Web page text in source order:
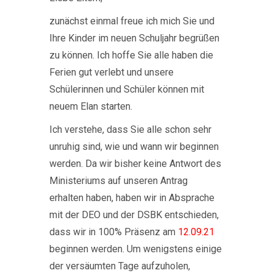
zunächst einmal freue ich mich Sie und
Ihre Kinder im neuen Schuljahr begrüßen
zu können. Ich hoffe Sie alle haben die
Ferien gut verlebt und unsere
Schülerinnen und Schüler können mit
neuem Elan starten.
Ich verstehe, dass Sie alle schon sehr
unruhig sind, wie und wann wir beginnen
werden. Da wir bisher keine Antwort des
Ministeriums auf unseren Antrag
erhalten haben, haben wir in Absprache
mit der DEO und der DSBK entschieden,
dass wir in 100% Präsenz am 12.09.21
beginnen werden. Um wenigstens einige
der versäumten Tage aufzuholen,